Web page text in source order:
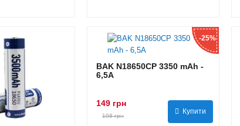
-25%
BAK N18650CP 3350 mAh -
6,5А
149 грн
198 грн Купити